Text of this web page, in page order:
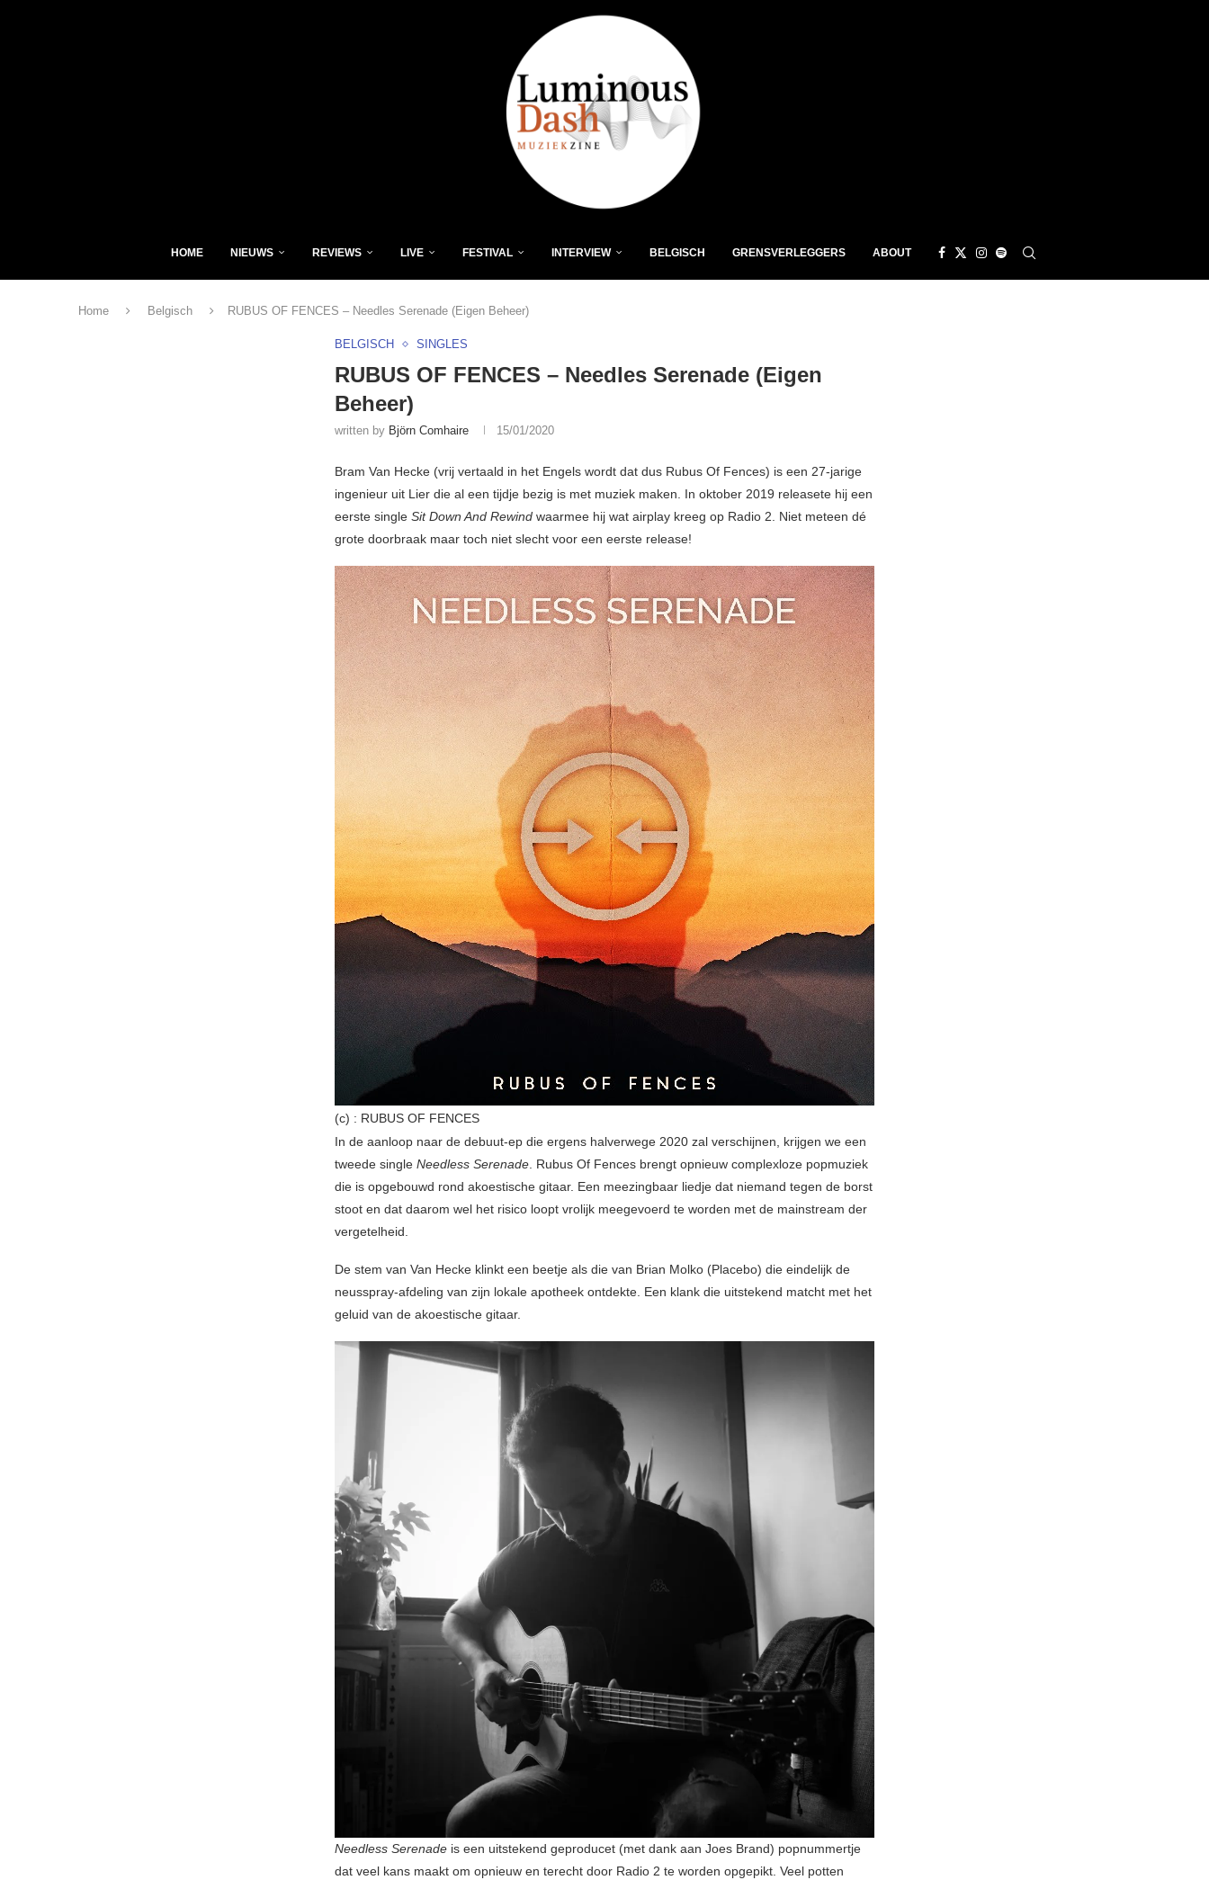
HOME NIEUWS REVIEWS LIVE FESTIVAL INTERVIEW BELGISCH GRENSVERLEGGERS ABOUT
Home Belgisch RUBUS OF FENCES – Needles Serenade (Eigen Beheer)
BELGISCH SINGLES
RUBUS OF FENCES – Needles Serenade (Eigen
Beheer)
written by Björn Comhaire 15/01/2020
Bram Van Hecke (vrij vertaald in het Engels wordt dat dus Rubus Of Fences) is een 27-jarige
ingenieur uit Lier die al een tijdje bezig is met muziek maken. In oktober 2019 releasete hij een
eerste single Sit Down And Rewind waarmee hij wat airplay kreeg op Radio 2. Niet meteen dé
grote doorbraak maar toch niet slecht voor een eerste release!
(c) : RUBUS OF FENCES
In de aanloop naar de debuut-ep die ergens halverwege 2020 zal verschijnen, krijgen we een
tweede single Needless Serenade. Rubus Of Fences brengt opnieuw complexloze popmuziek
die is opgebouwd rond akoestische gitaar. Een meezingbaar liedje dat niemand tegen de borst
stoot en dat daarom wel het risico loopt vrolijk meegevoerd te worden met de mainstream der
vergetelheid.
De stem van Van Hecke klinkt een beetje als die van Brian Molko (Placebo) die eindelijk de
neusspray-afdeling van zijn lokale apotheek ontdekte. Een klank die uitstekend matcht met het
geluid van de akoestische gitaar.
Needless Serenade is een uitstekend geproducet (met dank aan Joes Brand) popnummertje
dat veel kans maakt om opnieuw en terecht door Radio 2 te worden opgepikt. Veel potten